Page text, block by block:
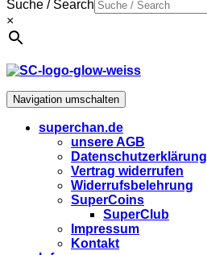
Suche / Search
×
Navigation umschalten
superchan.de
unsere AGB
Datenschutzerklärung
Vertrag widerrufen
Widerrufsbelehrung
SuperCoins
SuperClub
Impressum
Kontakt